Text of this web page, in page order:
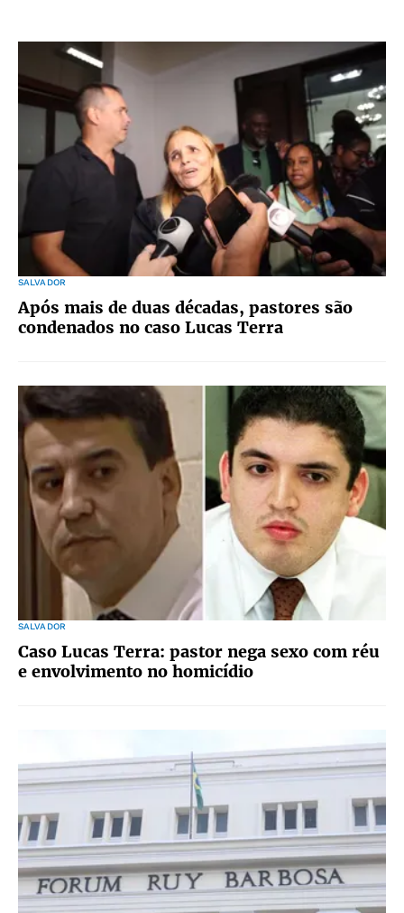
SALVADOR
Após mais de duas décadas, pastores são
condenados no caso Lucas Terra
SALVADOR
Caso Lucas Terra: pastor nega sexo com réu
e envolvimento no homicídio